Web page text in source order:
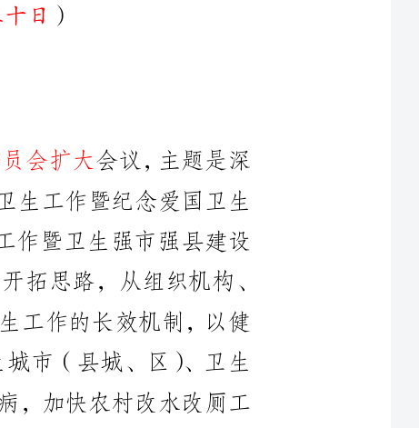
爱国卫生运动是党的群众路线运用于卫生工作的伟大创举。
年来，我市的爱国卫生工作始终坚持“政府组织，地方负责，
人员素质、政策措施等方面建立爱国卫生工作的长效机制，以健
康教育、健康促进为抓手，以创建卫生城市（县城、区）、卫生
村镇（街道）为载体，大力开展除害防病，加快农村改水改厕工
一、充分肯定爱国卫生运动为保障群众身体健康、促进我市